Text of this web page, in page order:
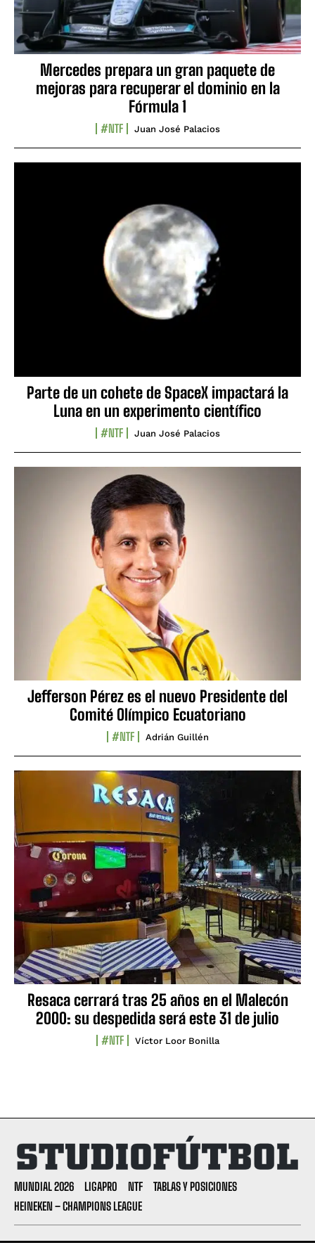
Mercedes prepara un gran paquete de
mejoras para recuperar el dominio en la
Fórmula 1
#NTF Juan José Palacios
Parte de un cohete de SpaceX impactará la
Luna en un experimento científico
#NTF Juan José Palacios
Jefferson Pérez es el nuevo Presidente del
Comité Olímpico Ecuatoriano
#NTF Adrián Guillén
Resaca cerrará tras 25 años en el Malecón
2000: su despedida será este 31 de julio
#NTF Víctor Loor Bonilla
MUNDIAL 2026 LIGAPRO NTF
TABLAS Y POSICIONES
HEINEKEN – CHAMPIONS LEAGUE